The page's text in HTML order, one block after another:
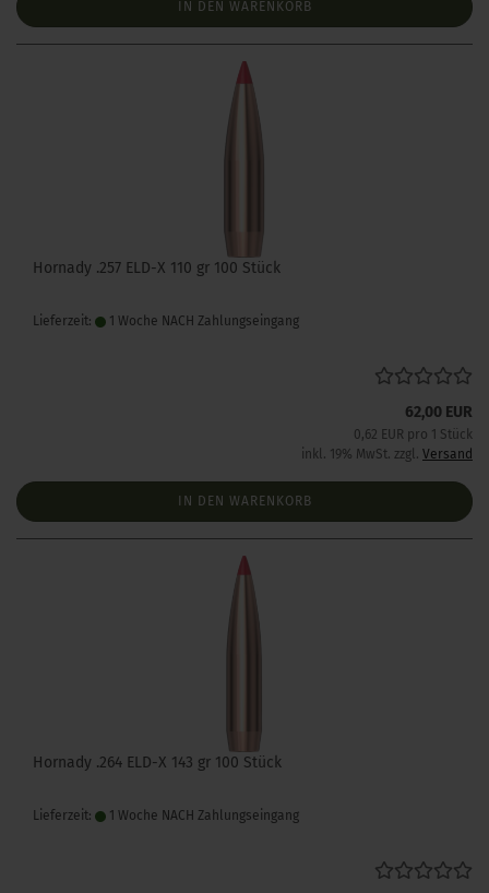
IN DEN WARENKORB
Hornady .257 ELD-X 110 gr 100 Stück
Lieferzeit: 1 Woche NACH Zahlungseingang
62,00 EUR
0,62 EUR pro 1 Stück
inkl. 19% MwSt. zzgl. Versand
IN DEN WARENKORB
Hornady .264 ELD-X 143 gr 100 Stück
Lieferzeit: 1 Woche NACH Zahlungseingang